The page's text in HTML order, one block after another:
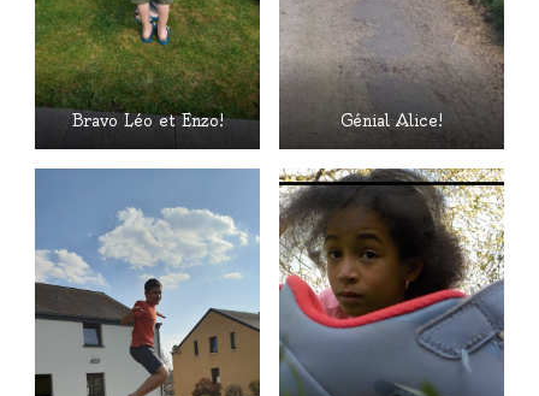
Bravo Léo et Enzo! Génial Alice!